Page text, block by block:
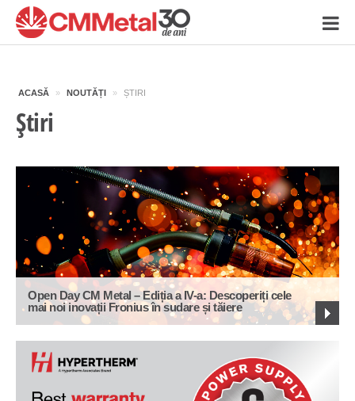
ACASĂ » NOUTĂȚI » ȘTIRI
Știri
Open Day CM Metal – Ediția a IV-a: Descoperiți cele
mai noi inovații Fronius în sudare și tăiere